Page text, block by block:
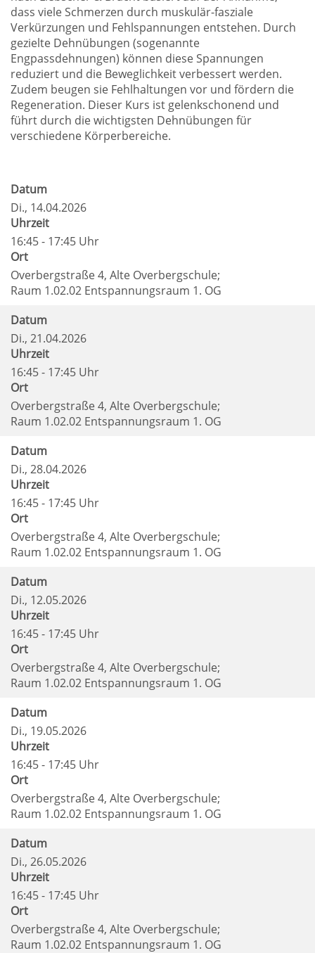
dass viele Schmerzen durch muskulär-fasziale
Verkürzungen und Fehlspannungen entstehen. Durch
gezielte Dehnübungen (sogenannte
Engpassdehnungen) können diese Spannungen
reduziert und die Beweglichkeit verbessert werden.
Zudem beugen sie Fehlhaltungen vor und fördern die
Regeneration. Dieser Kurs ist gelenkschonend und
führt durch die wichtigsten Dehnübungen für
verschiedene Körperbereiche.
Datum
Di., 14.04.2026
Uhrzeit
16:45 - 17:45 Uhr
Ort
Overbergstraße 4, Alte Overbergschule;
Raum 1.02.02 Entspannungsraum 1. OG
Datum
Di., 21.04.2026
Uhrzeit
16:45 - 17:45 Uhr
Ort
Overbergstraße 4, Alte Overbergschule;
Raum 1.02.02 Entspannungsraum 1. OG
Datum
Di., 28.04.2026
Uhrzeit
16:45 - 17:45 Uhr
Ort
Overbergstraße 4, Alte Overbergschule;
Raum 1.02.02 Entspannungsraum 1. OG
Datum
Di., 12.05.2026
Uhrzeit
16:45 - 17:45 Uhr
Ort
Overbergstraße 4, Alte Overbergschule;
Raum 1.02.02 Entspannungsraum 1. OG
Datum
Di., 19.05.2026
Uhrzeit
16:45 - 17:45 Uhr
Ort
Overbergstraße 4, Alte Overbergschule;
Raum 1.02.02 Entspannungsraum 1. OG
Datum
Di., 26.05.2026
Uhrzeit
16:45 - 17:45 Uhr
Ort
Overbergstraße 4, Alte Overbergschule;
Raum 1.02.02 Entspannungsraum 1. OG